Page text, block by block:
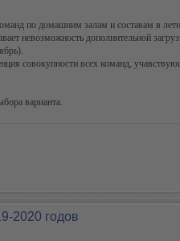
по домашним залам и составам в
невозможность дополнительной
совокупности всех команд,
варианта.
2020 годов